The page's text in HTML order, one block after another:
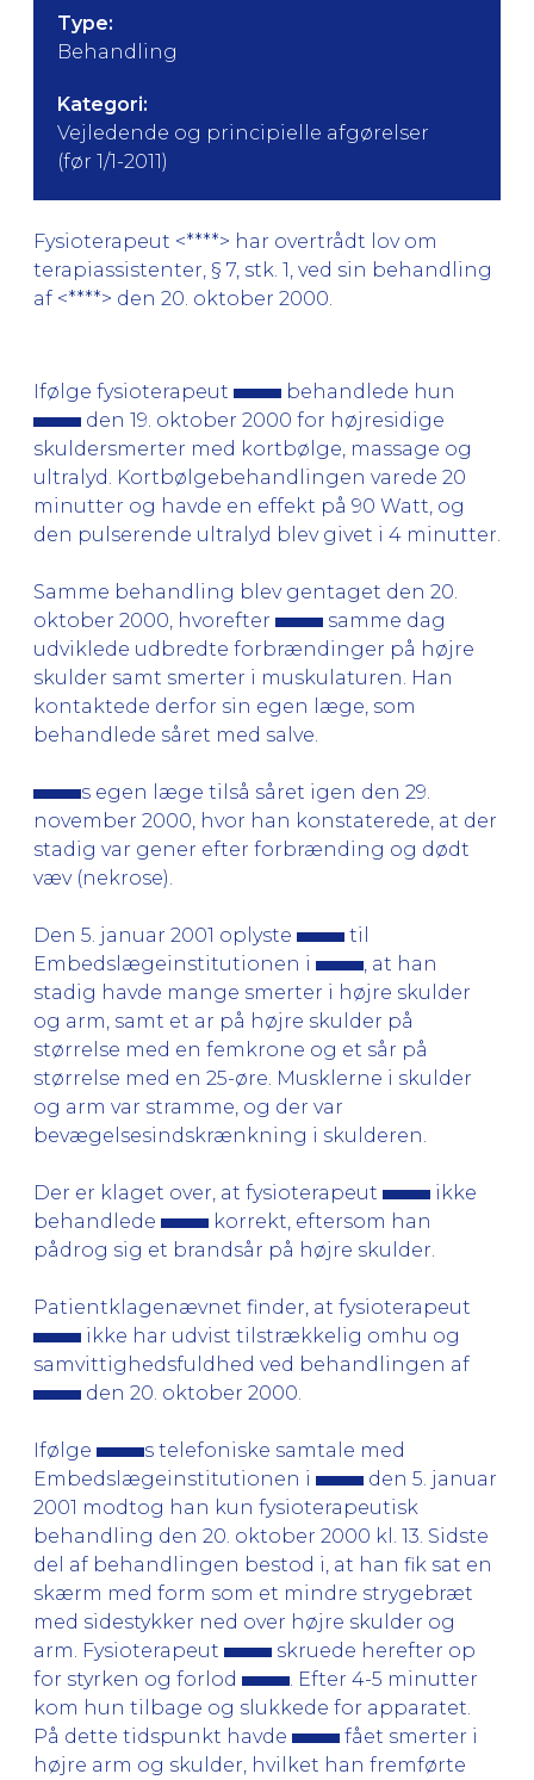
Type:
Behandling
Kategori:
Vejledende og principielle afgørelser
(før 1/1-2011)
Fysioterapeut <****> har overtrådt lov om
terapiassistenter, § 7, stk. 1, ved sin behandling
af <****> den 20. oktober 2000.
Ifølge fysioterapeut
behandlede hun
den 19. oktober 2000 for højresidige
skuldersmerter med kortbølge, massage og
ultralyd. Kortbølgebehandlingen varede 20
minutter og havde en effekt på 90 Watt, og
den pulserende ultralyd blev givet i 4 minutter.
Samme behandling blev gentaget den 20.
oktober 2000, hvorefter
samme dag
udviklede udbredte forbrændinger på højre
skulder samt smerter i muskulaturen. Han
kontaktede derfor sin egen læge, som
behandlede såret med salve.
s egen læge tilså såret igen den 29.
november 2000, hvor han konstaterede, at der
stadig var gener efter forbrænding og dødt
væv (nekrose).
Den 5. januar 2001 oplyste
til
Embedslægeinstitutionen i
, at han
stadig havde mange smerter i højre skulder
og arm, samt et ar på højre skulder på
størrelse med en femkrone og et sår på
størrelse med en 25-øre. Musklerne i skulder
og arm var stramme, og der var
bevægelsesindskrænkning i skulderen.
Der er klaget over, at fysioterapeut
ikke
behandlede
korrekt, eftersom han
pådrog sig et brandsår på højre skulder.
Patientklagenævnet finder, at fysioterapeut
ikke har udvist tilstrækkelig omhu og
samvittighedsfuldhed ved behandlingen af
den 20. oktober 2000.
Ifølge
s telefoniske samtale med
Embedslægeinstitutionen i
den 5. januar
2001 modtog han kun fysioterapeutisk
behandling den 20. oktober 2000 kl. 13. Sidste
del af behandlingen bestod i, at han fik sat en
skærm med form som et mindre strygebræt
med sidestykker ned over højre skulder og
arm. Fysioterapeut
skruede herefter op
for styrken og forlod
. Efter 4-5 minutter
kom hun tilbage og slukkede for apparatet.
På dette tidspunkt havde
fået smerter i
højre arm og skulder, hvilket han fremførte